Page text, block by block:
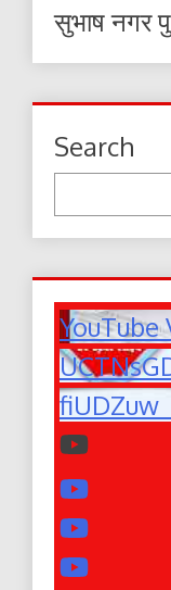
सुभाष नगर
Search
YouTube